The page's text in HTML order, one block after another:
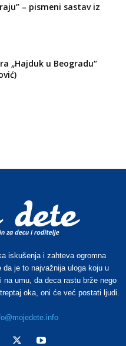
– pismeni sastav iz
„Hajduk u Beogradu“
iskušenja i zahteva ogromna
da je to najvažnija uloga koju u
umu, da deca rastu brže nego
oka, oni će već postati ljudi.